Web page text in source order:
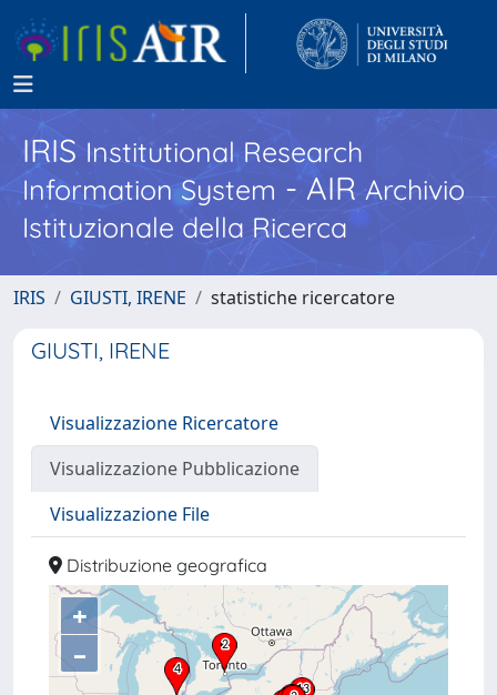
IRISInstitutional Research
Information System - AIR Archivio
Istituzionale della Ricerca
IRIS GIUSTI, IRENE statistiche ricercatore
GIUSTI, IRENE
Visualizzazione Ricercatore
Visualizzazione Pubblicazione
Visualizzazione File
Distribuzione geografica
+
–